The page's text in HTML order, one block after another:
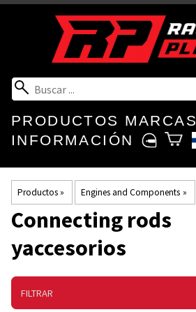
PRODUCTOS MARCAS
INFORMACIÓN
Productos‪» Engines and Components ‪»
Connecting rods
yaccesorios
FILTRAR